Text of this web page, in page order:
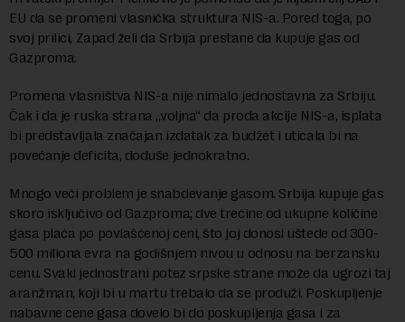
EU da se promeni vlasnička struktura NIS-a. Pored toga, po
svoj prilici, Zapad želi da Srbija prestane da kupuje gas od
Gazproma.
Promena vlasništva NIS-a nije nimalo jednostavna za Srbiju.
Čak i da je ruska strana „voljna“ da proda akcije NIS-a, isplata
bi predstavljala značajan izdatak za budžet i uticala bi na
povećanje deficita, doduše jednokratno.
Mnogo veći problem je snabdevanje gasom. Srbija kupuje gas
skoro isključivo od Gazproma; dve trećine od ukupne količine
gasa plaća po povlašćenoj ceni, što joj donosi uštede od 300-
500 miliona evra na godišnjem nivou u odnosu na berzansku
cenu. Svaki jednostrani potez srpske strane može da ugrozi taj
aranžman, koji bi u martu trebalo da se produži. Poskupljenje
nabavne cene gasa dovelo bi do poskupljenja gasa i za